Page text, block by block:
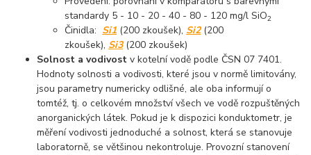
standardy 5 - 10 - 20 - 40 - 80 - 120 mg/l SiO2
Činidla: Si1 (200 zkoušek), Si2(200
zkoušek), Si3(200 zkoušek)
Solnost a vodivostv kotelní vodě podle ČSN 07 7401.
Hodnoty solnosti a vodivosti, které jsou v normě limitovány,
jsou parametry numericky odlišné, ale oba informují o
tomtéž, tj. o celkovém množství všech ve vodě rozpuštěných
anorganických látek. Pokud je k dispozici konduktometr, je
měření vodivosti jednoduché a solnost, která se stanovuje
laboratorně, se většinou nekontroluje. Provozní stanovení